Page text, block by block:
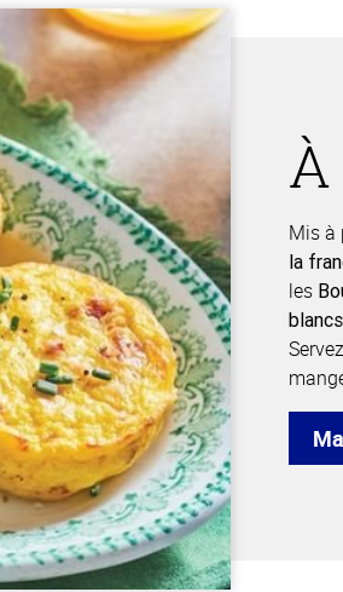
Mis à
la
les